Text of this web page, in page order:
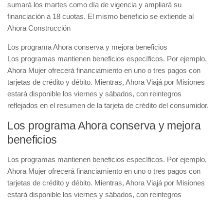
sumará los martes como día de vigencia y ampliará su
financiación a 18 cuotas. El mismo beneficio se extiende al
Ahora Construcción
Los programa Ahora conserva y mejora beneficios
Los programas mantienen beneficios específicos. Por ejemplo,
Ahora Mujer ofrecerá financiamiento en uno o tres pagos con
tarjetas de crédito y débito. Mientras, Ahora Viajá por Misiones
estará disponible los viernes y sábados, con reintegros
reflejados en el resumen de la tarjeta de crédito del consumidor.
Los programa Ahora conserva y mejora
beneficios
Los programas mantienen beneficios específicos. Por ejemplo,
Ahora Mujer ofrecerá financiamiento en uno o tres pagos con
tarjetas de crédito y débito. Mientras, Ahora Viajá por Misiones
estará disponible los viernes y sábados, con reintegros